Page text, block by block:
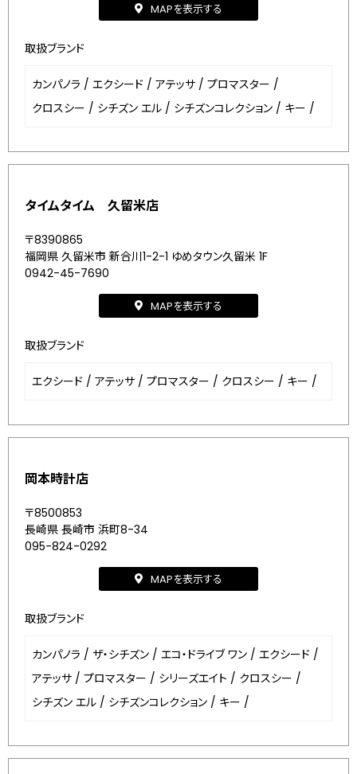
MAPを表示する
取扱ブランド
カンパノラ / エクシード / アテッサ / プロマスター /
クロスシー / シチズン エル / シチズンコレクション / キー /
タイムタイム 久留米店
〒8390865
福岡県 久留米市 新合川1-2-1 ゆめタウン久留米 1F
0942-45-7690
MAPを表示する
取扱ブランド
エクシード / アテッサ / プロマスター / クロスシー / キー /
岡本時計店
〒8500853
長崎県 長崎市 浜町8-34
095-824-0292
MAPを表示する
取扱ブランド
カンパノラ / ザ・シチズン / エコ・ドライブ ワン / エクシード /
アテッサ / プロマスター / シリーズエイト / クロスシー /
シチズン エル / シチズンコレクション / キー /